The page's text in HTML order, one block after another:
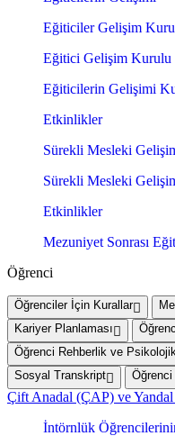
Eğiticiler Gelişim
Eğitici Gelişim Kurulu
Eğiticilerin Gelişimi
Etkinlikler
Sürekli Mesleki
Sürekli Mesleki
Etkinlikler
Mezuniyet Sonrası
Öğrenci
Öğrenciler İçin Kurallar
Kariyer Planlaması
Öğrenci Rehberlik ve
Sosyal Transkript
Öğrenci
Çift Anadal (ÇAP) ve Yandal
İntörnlük